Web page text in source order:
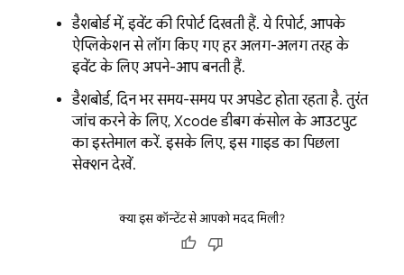
डैशबोर्ड में, इवेंट की रिपोर्ट दिखती हैं. ये रिपोर्ट, आपके
ऐप्लिकेशन से लॉग किए गए हर अलग-अलग तरह के
इवेंट के लिए अपने-आप बनती हैं.
डैशबोर्ड, दिन भर समय-समय पर अपडेट होता रहता है. तुरंत
जांच करने के लिए, Xcode डीबग कंसोल के आउटपुट
का इस्तेमाल करें. इसके लिए, इस गाइड का पिछला
सेक्शन देखें.
क्या इस कॉन्टेंट से आपको मदद मिली?